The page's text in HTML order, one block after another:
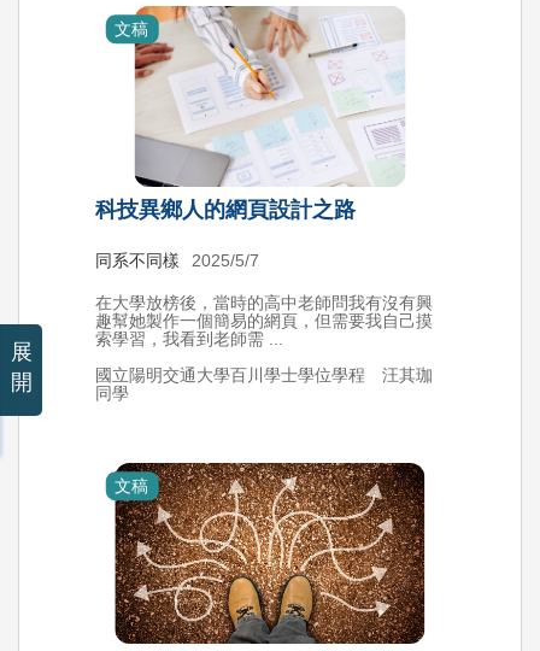
文稿
科技異鄉人的網頁設計之路
同系不同樣 2025/5/7
在大學放榜後，當時的高中老師問我有沒有興
趣幫她製作一個簡易的網頁，但需要我自己摸
索學習，我看到老師需 ...
國立陽明交通大學百川學士學位學程 汪其珈
同學
文稿
展
開